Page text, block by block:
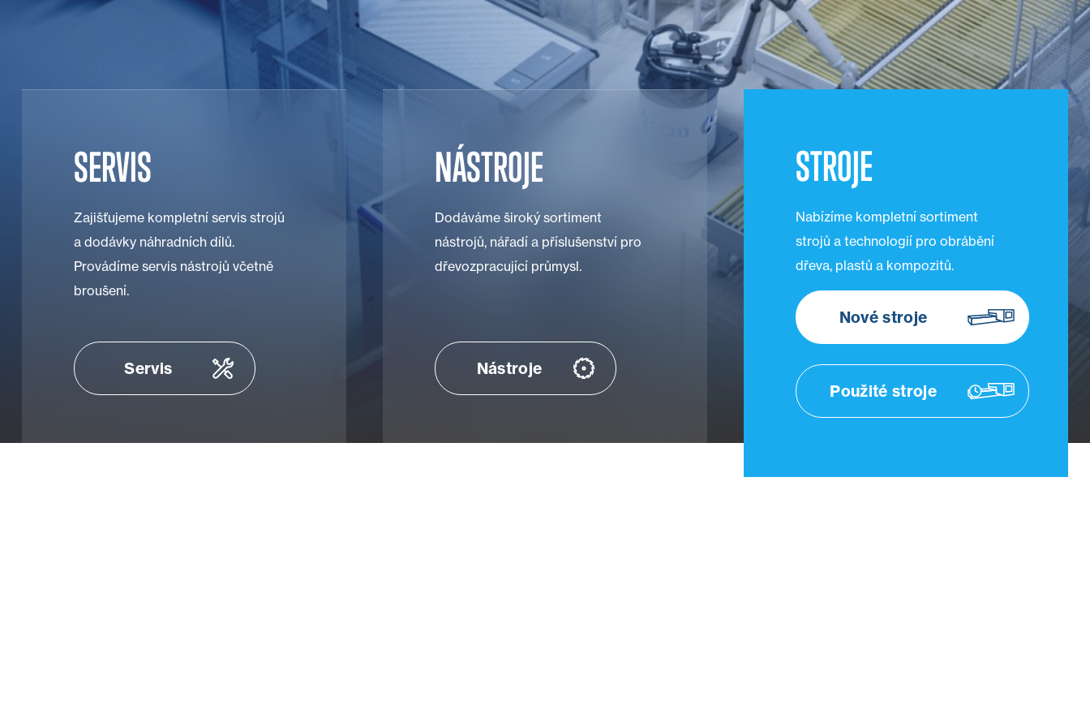
SERVIS
Zajišťujeme kompletní servis strojů
a dodávky náhradních dílů.
Provádíme servis nástrojů včetně
broušení.
Servis
NÁSTROJE
Dodáváme široký sortiment
nástrojů, nářadí a příslušenství pro
dřevozpracující průmysl.
Nástroje
STROJE
Nabízíme kompletní sortiment
strojů a technologií pro obrábění
dřeva, plastů a kompozitů.
Nové stroje
Použité stroje